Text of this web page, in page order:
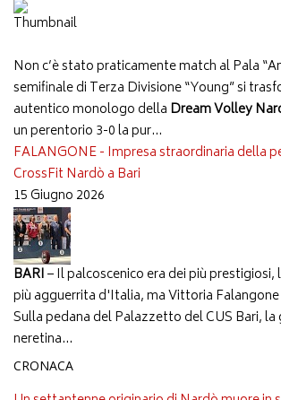
Non c’è stato praticamente match al Pala
semifinale di Terza Divisione “Young” si
autentico monologo della Dream Volley
un perentorio 3-0 la pur...
FALANGONE - Impresa straordinaria della
CrossFit Nardò a Bari
15 Giugno 2026
BARI– Il palcoscenico era dei più prestigiosi,
più agguerrita d'Italia, ma Vittoria
Sulla pedana del Palazzetto del CUS Bari,
neretina...
CRONACA